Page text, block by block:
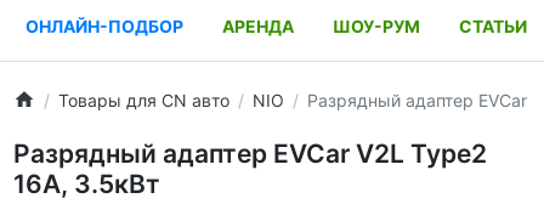
ОНЛАЙН-ПОДБОР АРЕНДА ШОУ-РУМ СТАТЬИ
Товары для CN авто NIO Разрядный адаптер EVCar
Разрядный адаптер EVCar V2L Type2
16А, 3.5кВт